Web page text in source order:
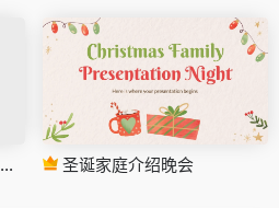
圣诞家庭介绍晚会